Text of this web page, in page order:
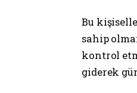
Bu
sahip
kontrol
giderek